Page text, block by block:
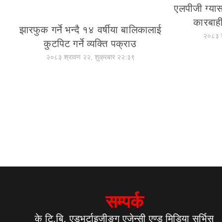
झारफुक गर्ने भन्दै १४ वर्षीया बालिकालाई
कुटपिट गर्ने व्यक्ति पक्राउ
२०८३ श्रावण २२, शुक्रबार २२:३९
एलपीजी
२०८३
सम्पर्क
के टि.बि. एडभर्टाइजीङ्ग एजेन्सी एण्ड मिडिया सर्भिस